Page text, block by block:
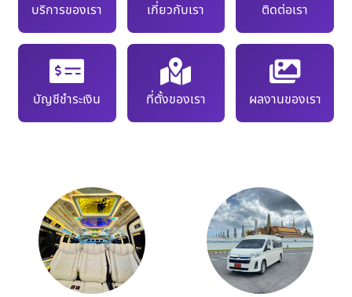
บริการของเรา เกี่ยวกับเรา ติดต่อเรา
บัญชีชำระเงิน ที่ตั้งของเรา ผลงานของเรา